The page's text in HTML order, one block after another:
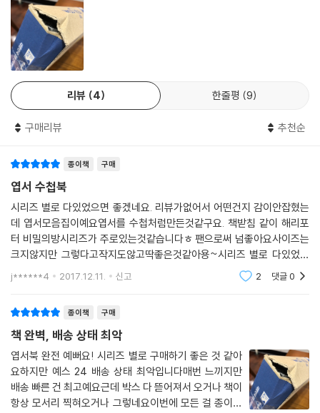
리뷰 4 한줄평 9
구매리뷰 추천순
종이책 구매
엽서 수첩북
시리즈 별로 다있었으면 좋겠네요. 리뷰가없어서 어떤건지 감이안잡혔는
데 엽서모음집이예요엽서를 수첩처럼만든것같구요. 책받침 같이 해리포
터 비밀의방시리즈가 주로있는것같습니다ㅎ 팬으로써 넘좋아요사이즈는
크지않지만 그렇다고작지도않고딱좋은것같아용~시리즈 별로 다있었으
면 좋겠네요. 리뷰가없어서 어떤건지 감이안잡혔는데 엽서모음집이예요
엽서를 수첩처럼만든것같구요.
j******4 2017.12.11. 신고 2 댓글0
종이책 구매
책 완벽, 배송 상태 최악
엽서북 완전 예뻐요! 시리즈 별로 구매하기 좋은 것 같아
요하지만 예스 24 배송 상태 최악입니다매번 느끼지만
배송 빠른 건 최고예요근데 박스 다 뜯어져서 오거나 책이
항상 모서리 찍혀오거나 그렇네요이번에 모든 걸 종이로